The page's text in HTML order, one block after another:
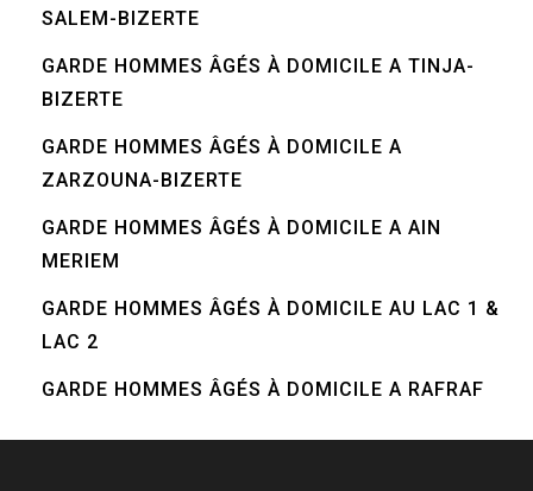
SALEM-BIZERTE
GARDE HOMMES ÂGÉS À DOMICILE A TINJA-
BIZERTE
GARDE HOMMES ÂGÉS À DOMICILE A
ZARZOUNA-BIZERTE
GARDE HOMMES ÂGÉS À DOMICILE A AIN
MERIEM
GARDE HOMMES ÂGÉS À DOMICILE AU LAC 1 &
LAC 2
GARDE HOMMES ÂGÉS À DOMICILE A RAFRAF